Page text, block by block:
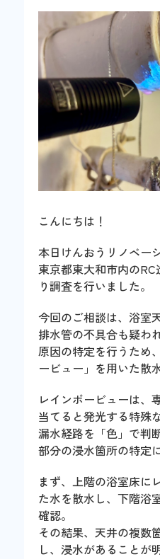
こんにちは！
本日けんおうリノベー
東京都東大和市内の
り調査を行いました。
今回のご相談は、浴室
排水管の不具合も疑わ
原因の特定を行うため
ービュー」を用いた散
レインボービューは、
当てると発光する特殊
漏水経路を「色」で判
部分の浸水箇所の特定
まず、上階の浴室床に
た水を散水し、下階浴
確認。
その結果、天井の複数
し、浸水があることが